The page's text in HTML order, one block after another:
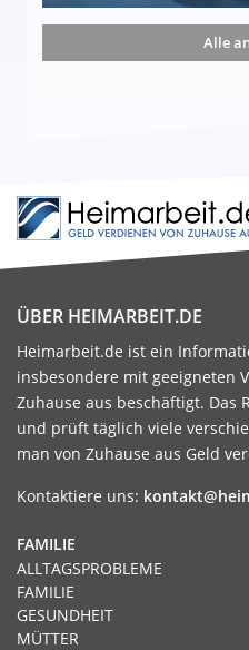
die 15 besten Möglichkeiten
Alle
ÜBER HEIMARBEIT.DE
Heimarbeit.de ist ein
insbesondere mit geeigneten
Zuhause aus beschäftigt. Das
und prüft täglich viele
man von Zuhause aus Geld
Kontaktiere uns:
FAMILIE
ALLTAGSPROBLEME
FAMILIE
GESUNDHEIT
MÜTTER